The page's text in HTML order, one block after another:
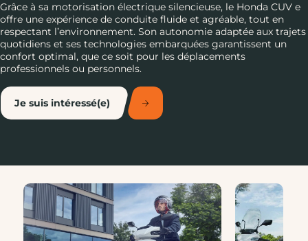
Grâce à sa motorisation électrique silencieuse, le Honda CUV e
offre une expérience de conduite fluide et agréable, tout en
respectant l’environnement. Son autonomie adaptée aux trajets
quotidiens et ses technologies embarquées garantissent un
confort optimal, que ce soit pour les déplacements
professionnels ou personnels.
Je suis intéressé(e)